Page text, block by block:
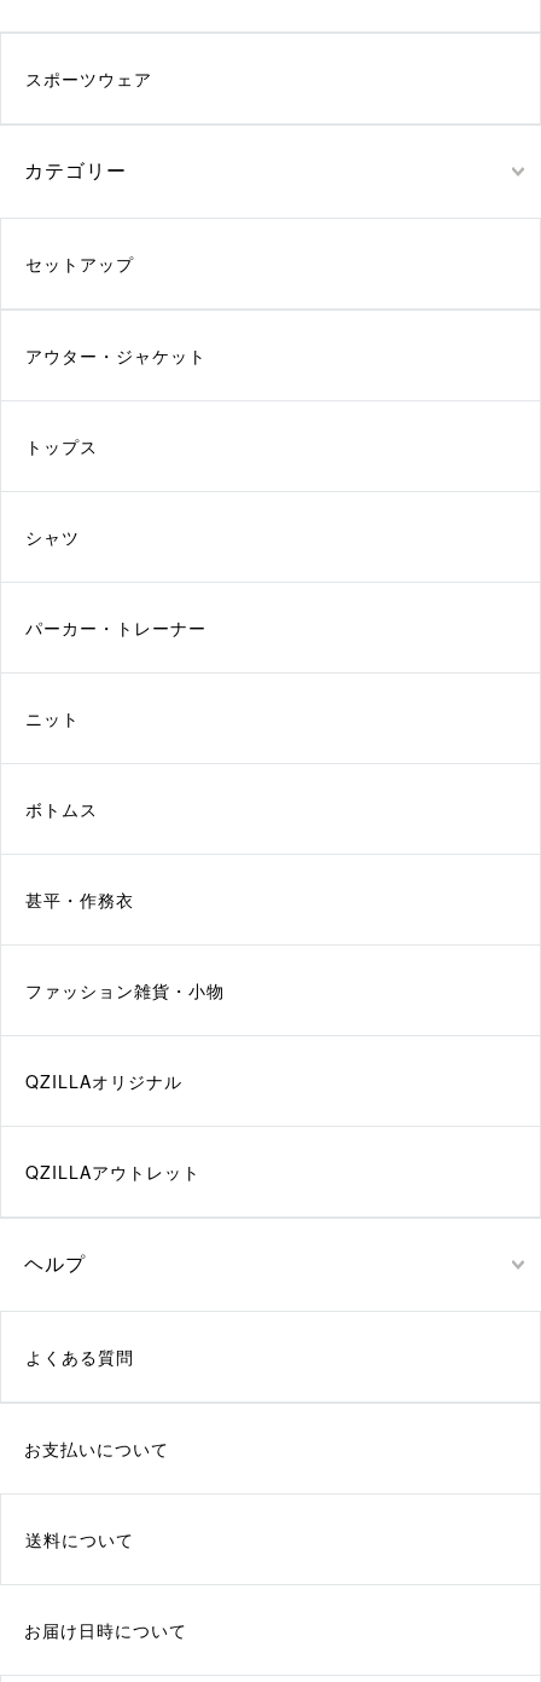
スポーツウェア
カテゴリー
セットアップ
アウター・ジャケット
トップス
シャツ
パーカー・トレーナー
ニット
ボトムス
甚平・作務衣
ファッション雑貨・小物
QZILLAオリジナル
QZILLAアウトレット
ヘルプ
よくある質問
お支払いについて
送料について
お届け日時について